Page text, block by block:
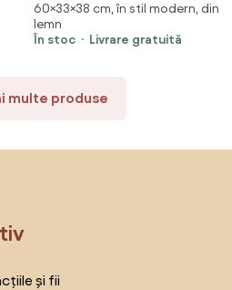
sonoma 33x38x60 cm lemn
prelucrat
60×33×38 cm, în stil modern, din
lemn
În stoc
Livrare gratuită
multe produse
și fii